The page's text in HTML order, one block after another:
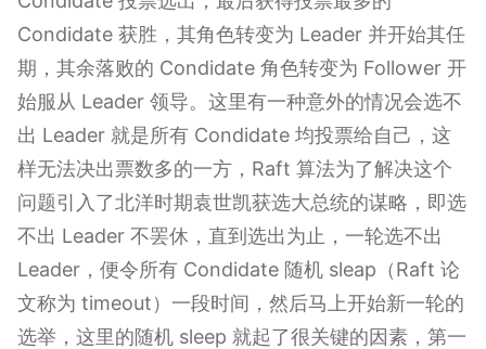
Condidate 获胜，其角色转变为 Leader 并开始其任
期，其余落败的 Condidate 角色转变为 Follower 开
始服从 Leader 领导。这里有一种意外的情况会选不
出 Leader 就是所有 Condidate 均投票给自己，这
样无法决出票数多的一方，Raft 算法为了解决这个
问题引入了北洋时期袁世凯获选大总统的谋略，即选
不出 Leader 不罢休，直到选出为止，一轮选不出
Leader，便令所有 Condidate 随机 sleap（Raft 论
文称为 timeout）一段时间，然后马上开始新一轮的
选举，这里的随机 sleep 就起了很关键的因素，第一